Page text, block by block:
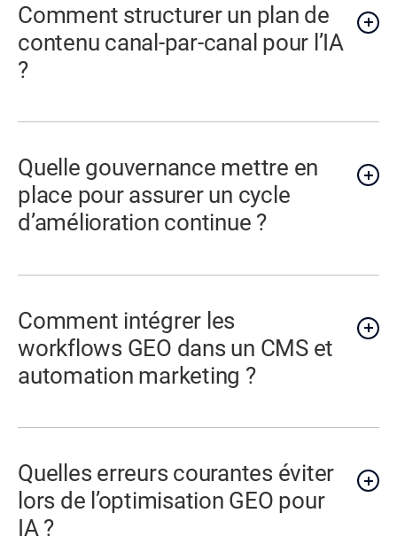
Comment structurer un plan de
contenu canal-par-canal pour l’IA
?
Quelle gouvernance mettre en
place pour assurer un cycle
d’amélioration continue ?
Comment intégrer les
workflows GEO dans un CMS et
automation marketing ?
Quelles erreurs courantes éviter
lors de l’optimisation GEO pour
IA ?